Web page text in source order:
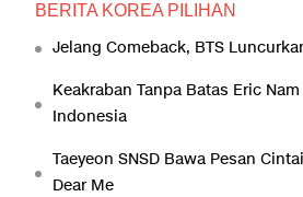
BERITA KOREA PILIHAN
Jelang Comeback, BTS
Keakraban Tanpa Batas Eric
Indonesia
Taeyeon SNSD Bawa Pesan
Dear Me